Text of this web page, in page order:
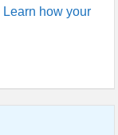
Learn how your